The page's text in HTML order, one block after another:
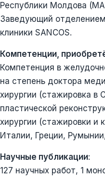
Республики Молдова
Заведующий отделением
клиники SANCOS.
Компетенции,
Компетенция в
на степень доктора
хирургии (стажировка в
пластической
хирургии (стажировки и
Италии, Греции,
Научные публикации:
127 научных работ, 1